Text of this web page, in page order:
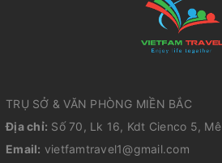
TRỤ SỞ & VĂN PHÒNG MIỀN BẮC
Địa chỉ: Số 70, Lk 16, Kdt Cienco 5,
Email: vietfamtravel1@gmail.com